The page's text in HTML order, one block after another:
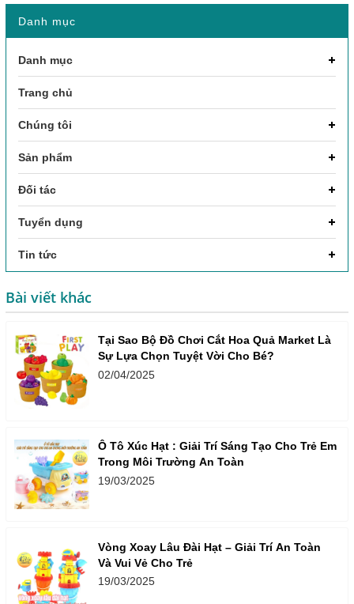
Danh mục
Danh mục
Trang chủ
Chúng tôi
Sản phẩm
Đối tác
Tuyển dụng
Tin tức
Bài viết khác
Tại Sao Bộ Đồ Chơi Cắt Hoa Quả Market Là
Sự Lựa Chọn Tuyệt Vời Cho Bé?
02/04/2025
Ô Tô Xúc Hạt : Giải Trí Sáng Tạo Cho Trẻ Em
Trong Môi Trường An Toàn
19/03/2025
Vòng Xoay Lâu Đài Hạt – Giải Trí An Toàn
Và Vui Vẻ Cho Trẻ
19/03/2025